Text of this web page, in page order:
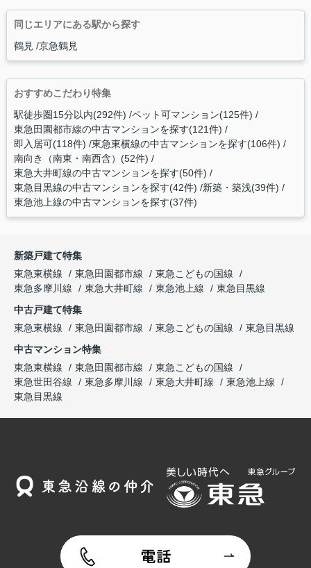
同じエリアにある駅から探す
鶴見 京急鶴見
おすすめこだわり特集
駅徒歩圏15分以内(292件) ペット可マンション(125件)
東急田園都市線の中古マンションを探す(121件)
即入居可(118件) 東急東横線の中古マンションを探す(106件)
南向き（南東・南西含）(52件)
東急大井町線の中古マンションを探す(50件)
東急目黒線の中古マンションを探す(42件) 新築・築浅(39件)
東急池上線の中古マンションを探す(37件)
新築戸建て特集
東急東横線
東急田園都市線
東急こどもの国線
東急多摩川線
東急大井町線 東急池上線
東急目黒線
中古戸建て特集
東急東横線
東急田園都市線 東急こどもの国線
東急目黒線
中古マンション特集
東急東横線
東急田園都市線
東急こどもの国線
東急世田谷線
東急多摩川線 東急大井町線
東急池上線
東急目黒線